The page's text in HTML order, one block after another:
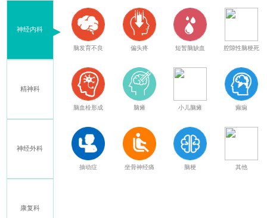
神经内科
精神科
神经外科
康复科
脑发育不良 偏头疼 短暂脑缺血 腔隙性脑梗死
脑血栓形成 脑瘫 小儿脑瘫 癫痫
抽动症 坐骨神经痛 脑梗 其他